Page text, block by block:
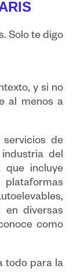
Solo te digo
y si no
al menos a
de
del
que incluye
en diversas
como
todo para la